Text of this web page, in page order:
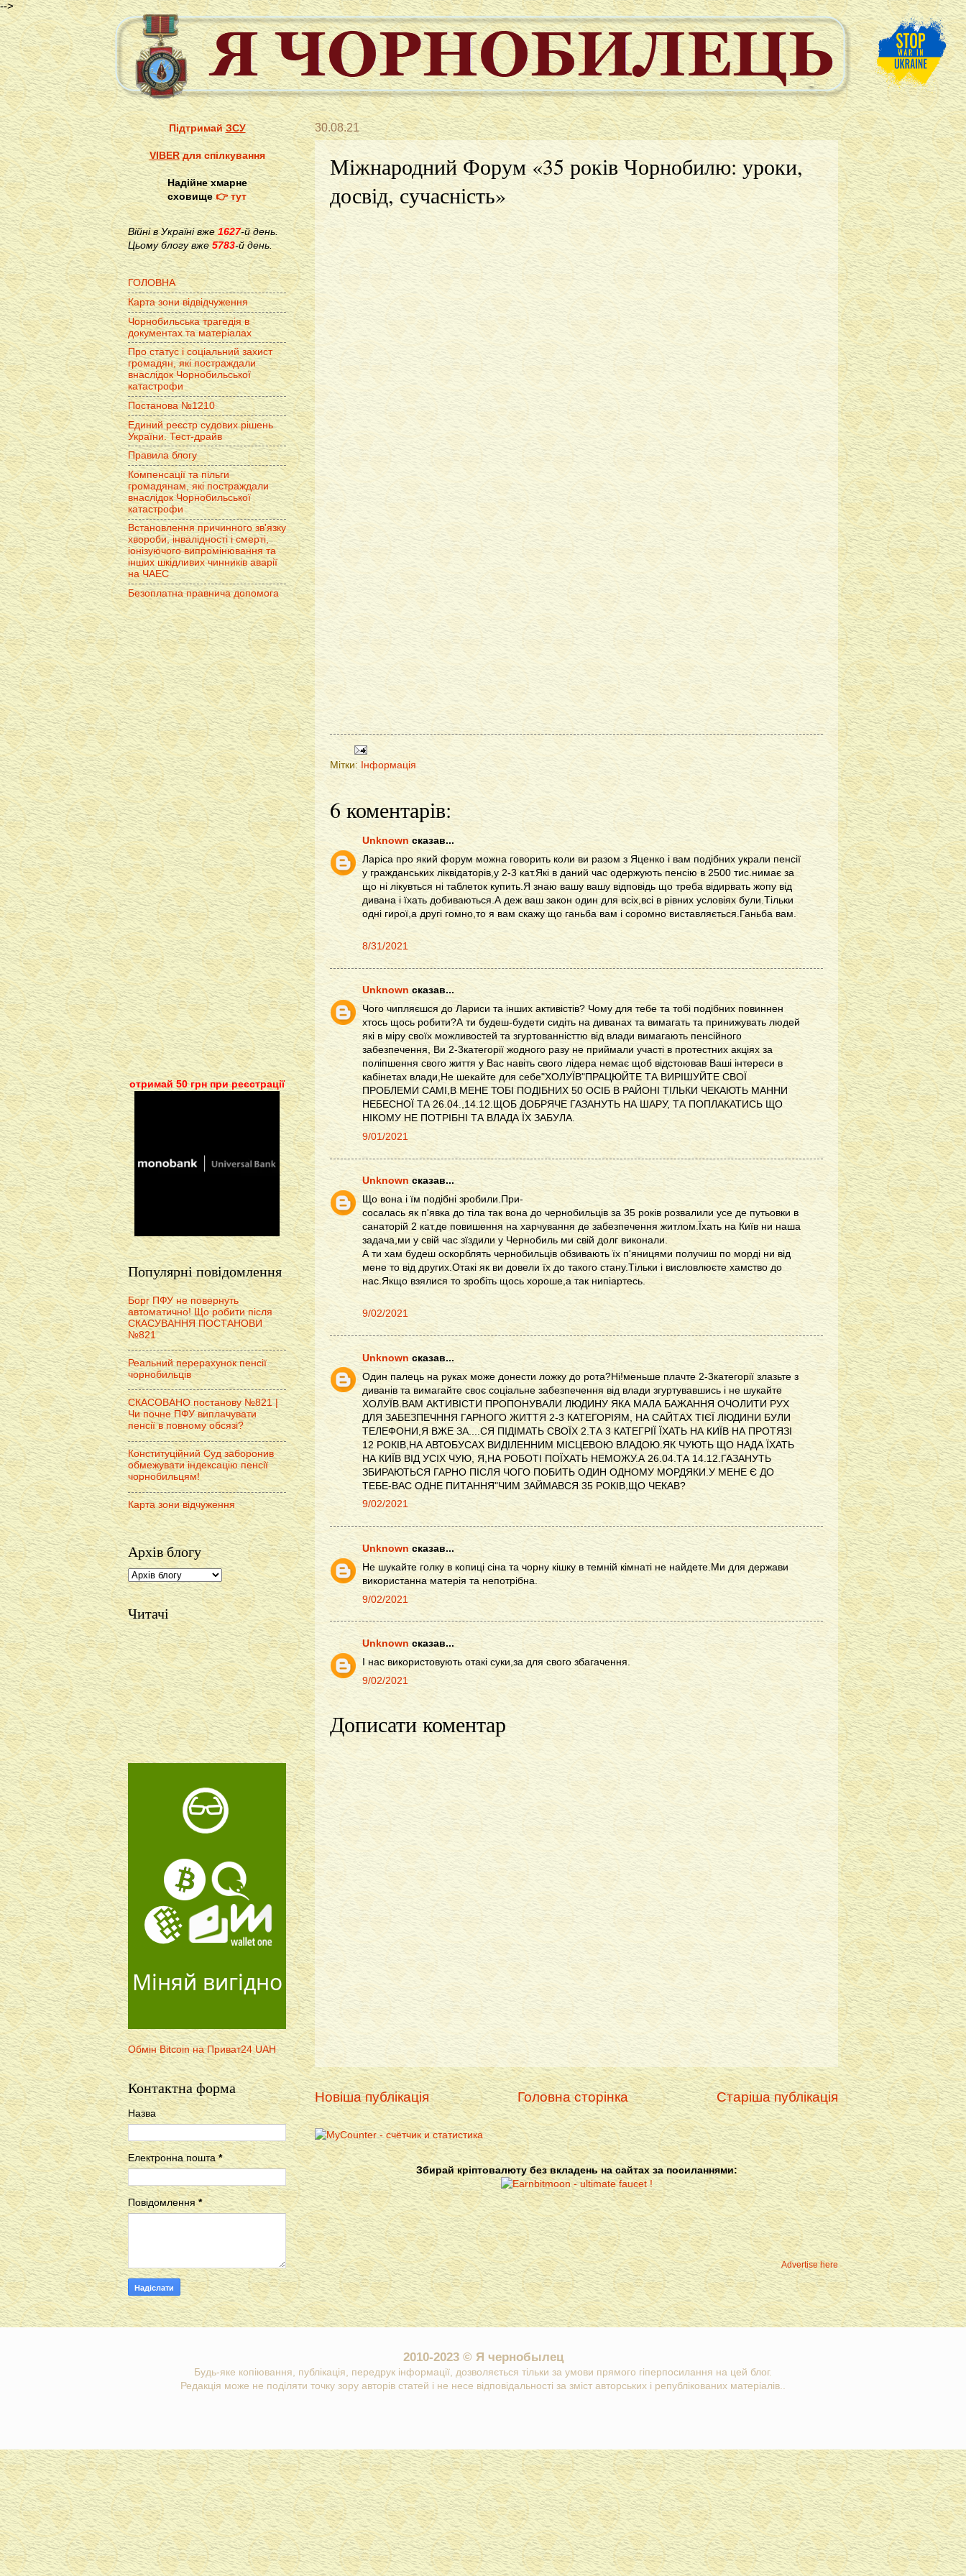
-->
30.08.21
Міжнародний Форум «35 років Чорнобилю: уроки,
досвід, сучасність»
Мітки: Інформація
6 коментарів:
Unknown сказав...
Ларіса про який форум можна говорить коли ви разом з Яценко і вам подібних украли пенсії
у гражданських ліквідаторів,у 2-3 кат.Які в даний час одержують пенсію в 2500 тис.нимає за
що ні лікувться ні таблеток купить.Я знаю вашу вашу відповідь що треба відирвать жопу від
дивана і їхать добиваються.А деж ваш закон один для всіх,всі в рівних условіях були.Тільки
одні гирої,а другі гомно,то я вам скажу що ганьба вам і соромно виставляється.Ганьба вам.
8/31/2021
Unknown сказав...
Чого чипляєшся до Лариси та інших активістів? Чому для тебе та тобі подібних повиннен
хтось щось робити?А ти будеш-будети сидіть на диванах та вимагать та принижувать людей
які в міру своїх можливостей та згуртованністтю від влади вимагають пенсійного
забезпечення, Ви 2-3категорії жодного разу не приймали участі в протестних акціях за
поліпшення свого життя у Вас навіть свого лідера немає щоб відстоював Ваші інтереси в
кабінетах влади,Не шекайте для себе"ХОЛУЇВ"ПРАЦЮЙТЕ ТА ВИРІШУЙТЕ СВОЇ
ПРОБЛЕМИ САМІ,В МЕНЕ ТОБІ ПОДІБНИХ 50 ОСІБ В РАЙОНІ ТІЛЬКИ ЧЕКАЮТЬ МАННИ
НЕБЕСНОЇ ТА 26.04.,14.12.ЩОБ ДОБРЯЧЕ ГАЗАНУТЬ НА ШАРУ, ТА ПОПЛАКАТИСЬ ЩО
НІКОМУ НЕ ПОТРІБНІ ТА ВЛАДА ЇХ ЗАБУЛА.
9/01/2021
Unknown сказав...
Що вона і їм подібні зробили.При-
сосалась як п'явка до тіла так вона до чернобильців за 35 років розвалили усе де путьовки в
санаторій 2 кат.де повишення на харчування де забезпечення житлом.Їхать на Київ ни наша
задача,ми у свій час зїздили у Чернобиль ми свій долг виконали.
А ти хам будеш оскорблять чернобильців обзивають їх п'яницями получиш по морді ни від
мене то від других.Отакі як ви довели їх до такого стану.Тільки і висловлюєте хамство до
нас.Якщо взялися то зробіть щось хороше,а так нипіартесь.
9/02/2021
Unknown сказав...
Один палець на руках може донести ложку до рота?Ні!меньше плачте 2-3категорії злазьте з
диванів та вимагайте своє соціальне забезпечення від влади згуртувавшись і не шукайте
ХОЛУЇВ.ВАМ АКТИВІСТИ ПРОПОНУВАЛИ ЛЮДИНУ ЯКА МАЛА БАЖАННЯ ОЧОЛИТИ РУХ
ДЛЯ ЗАБЕЗПЕЧННЯ ГАРНОГО ЖИТТЯ 2-3 КАТЕГОРІЯМ, НА САЙТАХ ТІЄЇ ЛЮДИНИ БУЛИ
ТЕЛЕФОНИ,Я ВЖЕ ЗА....СЯ ПІДІМАТЬ СВОЇХ 2.ТА 3 КАТЕГРІЇ ЇХАТЬ НА КИЇВ НА ПРОТЯЗІ
12 РОКІВ,НА АВТОБУСАХ ВИДІЛЕННИМ МІСЦЕВОЮ ВЛАДОЮ.ЯК ЧУЮТЬ ЩО НАДА ЇХАТЬ
НА КИЇВ ВІД УСІХ ЧУЮ, Я,НА РОБОТІ ПОЇХАТЬ НЕМОЖУ.А 26.04.ТА 14.12.ГАЗАНУТЬ
ЗБИРАЮТЬСЯ ГАРНО ПІСЛЯ ЧОГО ПОБИТЬ ОДИН ОДНОМУ МОРДЯКИ.У МЕНЕ Є ДО
ТЕБЕ-ВАС ОДНЕ ПИТАННЯ"ЧИМ ЗАЙМАВСЯ 35 РОКІВ,ЩО ЧЕКАВ?
9/02/2021
Unknown сказав...
Не шукайте голку в копиці сіна та чорну кішку в темній кімнаті не найдете.Ми для держави
використанна матерія та непотрібна.
9/02/2021
Unknown сказав...
І нас використовують отакі суки,за для свого збагачення.
9/02/2021
Дописати коментар
Новіша публікація Старіша публікація
Головна сторінка
Збирай кріптовалюту без вкладень на сайтах за посиланнями:
Advertise here
ПідтримайЗСУ
VIBERдля спілкування
Надійне хмарне
сховище👉 тут
Війні в Україні вже1627-й день.
Цьому блогу вже 5783-й день.
ГОЛОВНА
Карта зони відвідчуження
Чорнобильська трагедія в
документах та матеріалах
Про статус і соціальний захист
громадян, які постраждали
внаслідок Чорнобильської
катастрофи
Постанова №1210
Единий реєстр судових рішень
України. Тест-драйв
Правила блогу
Компенсації та пільги
громадянам, які постраждали
внаслідок Чорнобильської
катастрофи
Встановлення причинного зв'язку
хвороби, інвалідності і смерті,
іонізуючого випромінювання та
інших шкідливих чинників аварії
на ЧАЕС
Безоплатна правнича допомога
отримай 50 грн при реєстрації
Популярні повідомлення
Борг ПФУ не повернуть
автоматично! Що робити після
СКАСУВАННЯ ПОСТАНОВИ
№821
Реальний перерахунок пенсії
чорнобильців
СКАСОВАНО постанову №821 |
Чи почне ПФУ виплачувати
пенсії в повному обсязі?
Конституційний Суд заборонив
обмежувати індексацію пенсії
чорнобильцям!
Карта зони відчуження
Архів блогу
Читачі
Міняй вигідно
Обмін Bitcoin на Приват24 UAH
Контактна форма
Назва
Електронна пошта*
Повідомлення *
2010-2023 © Я чернобылец
Будь-яке копіювання, публікація, передрук інформації, дозволяється тільки за умови прямого гіперпосилання на цей блог.
Редакція може не поділяти точку зору авторів статей і не несе відповідальності за зміст авторських і републікованих матеріалів..